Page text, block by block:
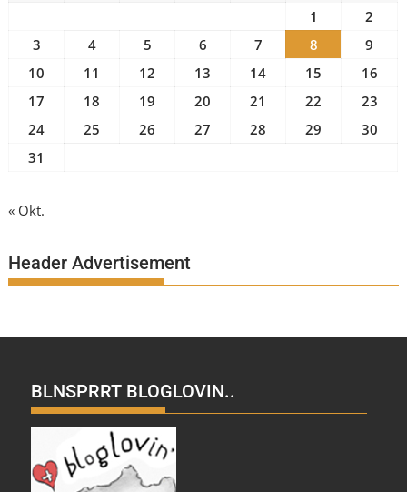
1
2
3
4 5 6 7 8
9
10
11 12 13 14 15
16
17
18 19 20 21 22
23
24
25 26 27 28 29
30
31
« Okt.
Header Advertisement
BLNSPRRT BLOGLOVIN..